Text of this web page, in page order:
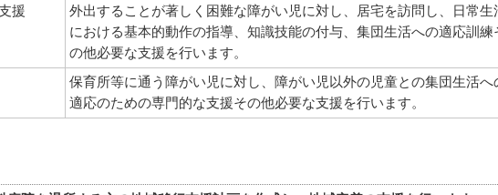
援
外出することが著しく困難な障がい児に対し、居宅を訪問し、日常生
における基本的動作の指導、知識技能の付与、集団生活への適応訓練
の他必要な支援を行います。
保育所等に通う障がい児に対し、障がい児以外の児童との集団生活へ
適応のための専門的な支援その他必要な支援を行います。